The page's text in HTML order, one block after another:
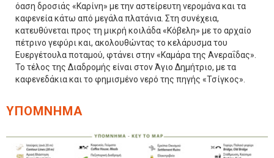
όαση δροσιάς «Καρίνη» με την αστείρευτη νερομάνα και τα
καφενεία κάτω από μεγάλα πλατάνια. Στη συνέχεια,
κατευθύνεται προς τη μικρή κοιλάδα «Κόβελη» με το αρχαίο
πέτρινο γεφύρι και, ακολουθώντας το κελάρυσμα του
Ευεργέτουλα ποταμού, φτάνει στην «Καμάρα της Ανεραΐδας».
Το τέλος της Διαδρομής είναι στον Άγιο Δημήτριο, με τα
καφενεδάκια και το φημισμένο νερό της πηγής «Τσίγκος».
ΥΠΟΜΝΗΜΑ